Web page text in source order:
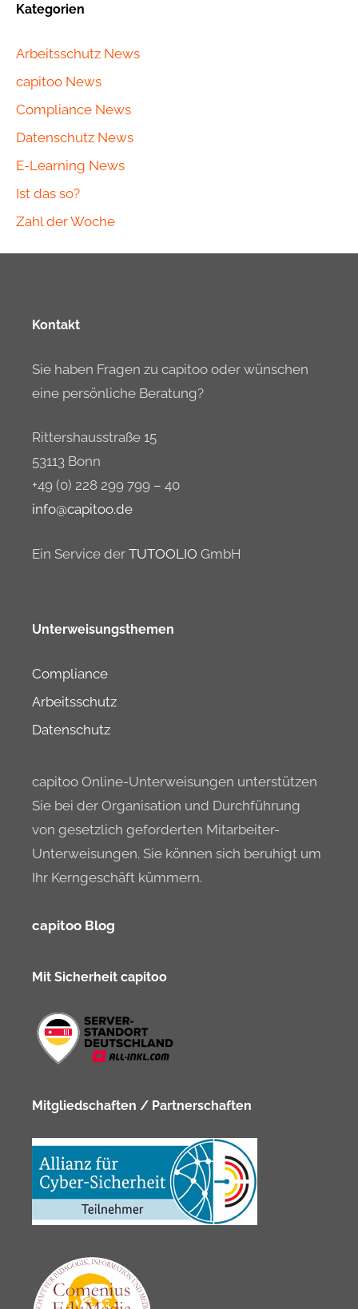
Kategorien
Arbeitsschutz News
capitoo News
Compliance News
Datenschutz News
E-Learning News
Ist das so?
Zahl der Woche
Kontakt
Sie haben Fragen zu capitoo oder wünschen
eine persönliche Beratung?
Rittershausstraße 15
53113 Bonn
+49 (0) 228 299 799 – 40
info@capitoo.de
Ein Service der TUTOOLIO GmbH
Unterweisungsthemen
Compliance
Arbeitsschutz
Datenschutz
capitoo Online-Unterweisungen unterstützen
Sie bei der Organisation und Durchführung
von gesetzlich geforderten Mitarbeiter-
Unterweisungen. Sie können sich beruhigt um
Ihr Kerngeschäft kümmern.
capitoo Blog
Mit Sicherheit capitoo
Mitgliedschaften / Partnerschaften